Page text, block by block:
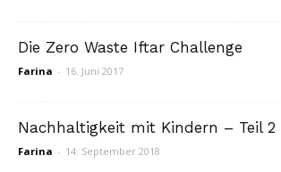
Die Zero Waste Iftar Challenge
Farina - 16. Juni 2017
Nachhaltigkeit mit Kindern – Teil 2
Farina - 14. September 2018